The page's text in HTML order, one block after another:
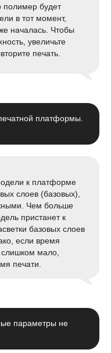
полимер будет
в тот момент,
началась. Чтобы
увеличьте
печать.
платформы.
к платформе
слоев (базовых),
Чем больше
пристанет к
базовых слоев
если время
слишком мало,
печати.
параметры не